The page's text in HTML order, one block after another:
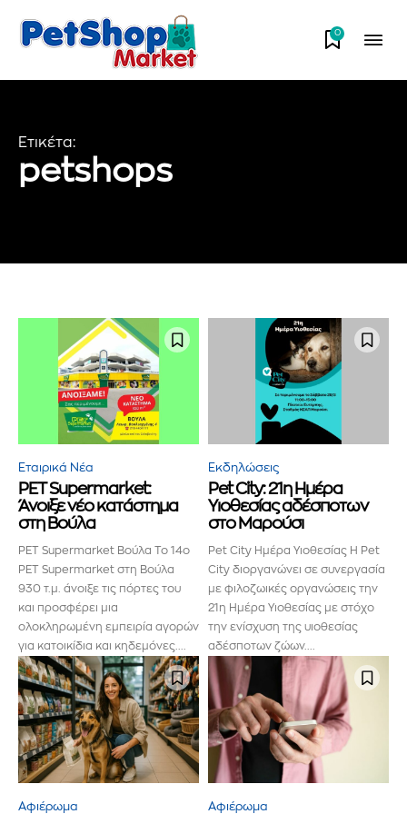
Εγγραφείτε στο Newsletter του
0
Ετικέτα:
petshops
Εταιρικά Νέα
PET Supermarket:
Άνοιξε νέο κατάστημα
στη Βούλα
PET Supermarket Βούλα Το 14ο
PET Supermarket στη Βούλα
930 τ.μ. άνοιξε τις πόρτες του
και προσφέρει μια
ολοκληρωμένη εμπειρία αγορών
για κατοικίδια και κηδεμόνες....
Εκδηλώσεις
Pet City: 21η Ημέρα
Υιοθεσίας αδέσποτων
στο Μαρούσι
Pet City Ημέρα Υιοθεσίας Η Pet
City διοργανώνει σε συνεργασία
με φιλοζωικές οργανώσεις την
21η Ημέρα Υιοθεσίας με στόχο
την ενίσχυση της υιοθεσίας
αδέσποτων ζώων....
Αφιέρωμα Αφιέρωμα